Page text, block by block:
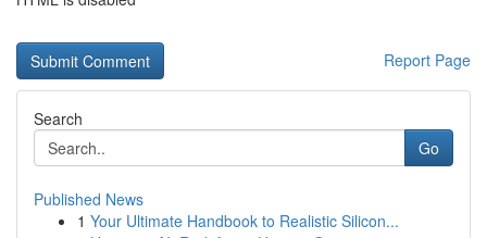
Report Page
Search
Go
Published News
1 Your Ultimate Handbook to Realistic Silicon...